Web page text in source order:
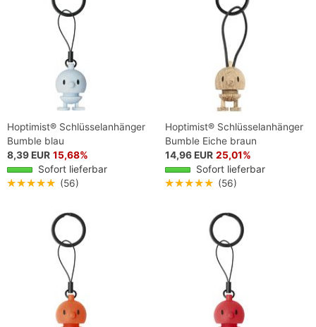
Hoptimist® Schlüsselanhänger
Bumble blau
8,39 EUR 15,68%
Sofort lieferbar
★★★★★ (56)
Hoptimist® Schlüsselanhänger
Bumble Eiche braun
14,96 EUR 25,01%
Sofort lieferbar
★★★★★ (56)